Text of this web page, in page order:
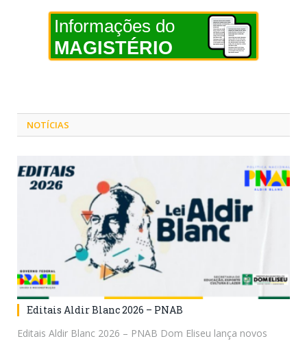
Informações do
MAGISTÉRIO
NOTÍCIAS
Editais Aldir Blanc 2026 – PNAB
Editais Aldir Blanc 2026 – PNAB Dom Eliseu lança novos